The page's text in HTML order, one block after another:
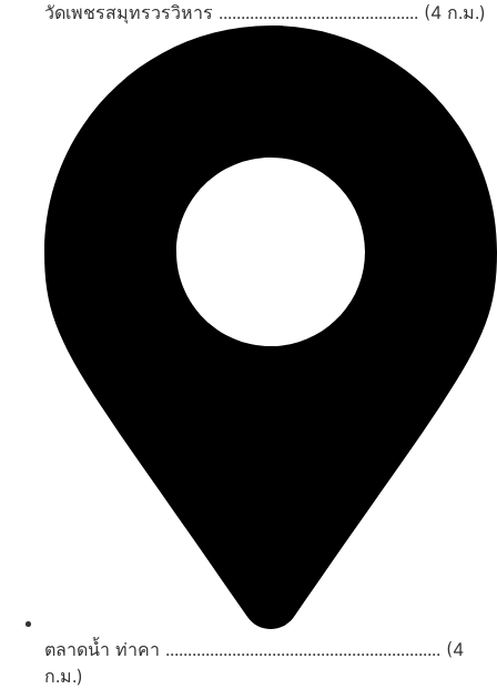
วัดเพชรสมุทรวรวิหาร ............................................. (4 ก.ม.)
ตลาดน้ำ ท่าคา .............................................................. (4
ก.ม.)